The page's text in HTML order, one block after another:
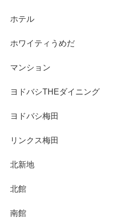
ホテル
ホワイティうめだ
マンション
ヨドバシTHEダイニング
ヨドバシ梅田
リンクス梅田
北新地
北館
南館